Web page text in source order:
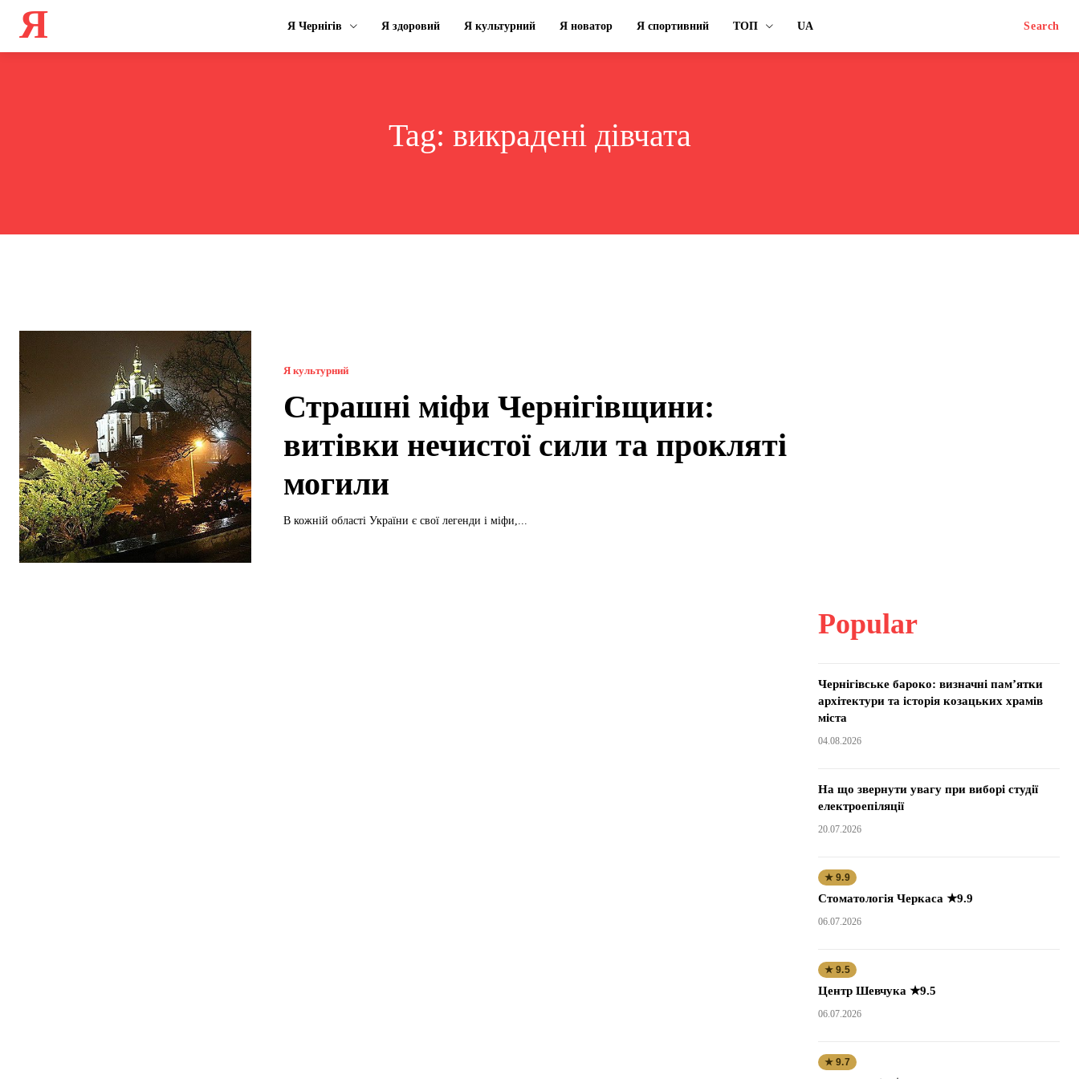
Я Я Чернігів Я здоровий Я культурний Я новатор Я спортивний ТОП UA Search
Tag: викрадені дівчата
Я культурний
Страшні міфи Чернігівщини:
витівки нечистої сили та прокляті
могили
В кожній області України є свої легенди і міфи,...
Popular
Чернігівське бароко: визначні пам’ятки
архітектури та історія козацьких храмів
міста
04.08.2026
На що звернути увагу при виборі студії
електроепіляції
20.07.2026
★ 9.9
Стоматологія Черкаса ★9.9
06.07.2026
★ 9.5
Центр Шевчука ★9.5
06.07.2026
★ 9.7